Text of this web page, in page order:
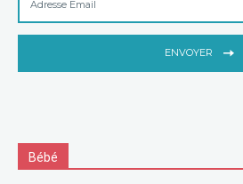
ENVOYER
Bébé